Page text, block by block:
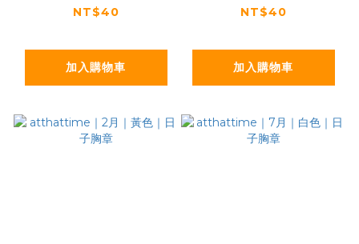
NT$40
加入購物車
NT$40
加入購物車